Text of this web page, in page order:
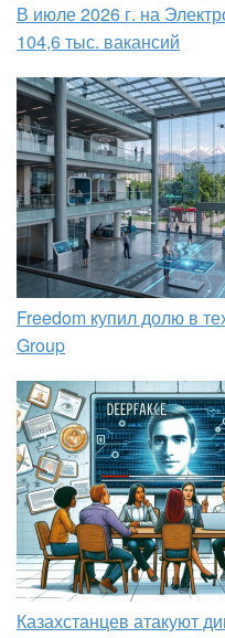
В июле 2026 г. на
104,6 тыс. вакансий
Freedom купил долю в
Group
Казахстанцев атакуют